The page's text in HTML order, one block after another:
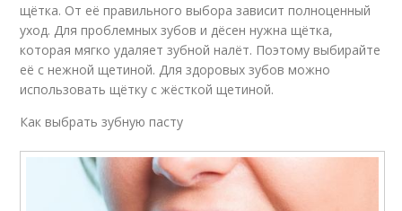
щётка. От её правильного выбора зависит полноценный
уход. Для проблемных зубов и дёсен нужна щётка,
которая мягко удаляет зубной налёт. Поэтому выбирайте
её с нежной щетиной. Для здоровых зубов можно
использовать щётку с жёсткой щетиной.
Как выбрать зубную пасту